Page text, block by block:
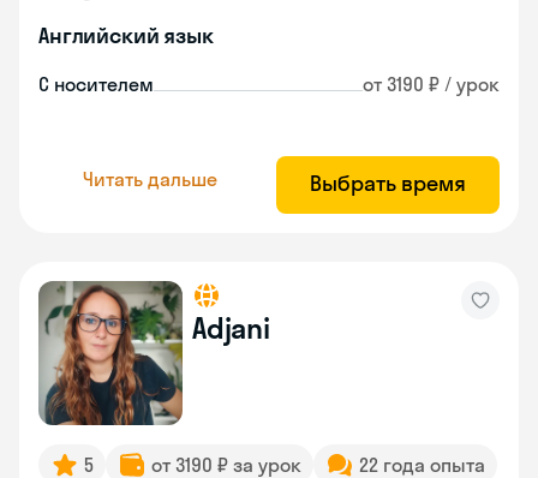
Английский язык
С носителем от 3190 ₽ / урок
Читать дальше Выбрать время
Adjani
5 от 3190 ₽ за урок
22 года опыта